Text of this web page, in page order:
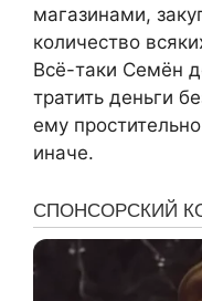
магазинами,
количество
Всё-таки Семён
тратить деньги
ему
иначе.